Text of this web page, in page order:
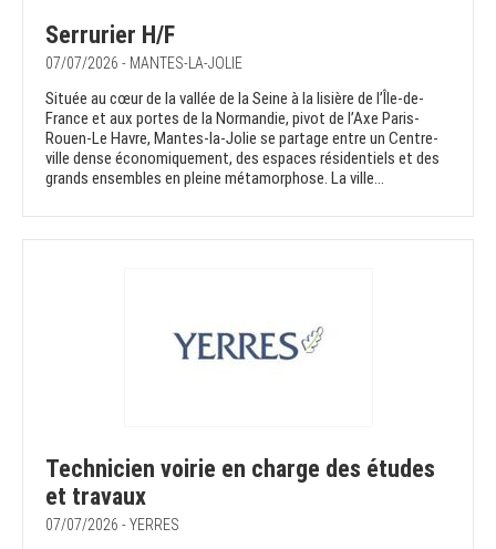
Serrurier H/F
07/07/2026 - MANTES-LA-JOLIE
Située au cœur de la vallée de la Seine à la lisière de l’Île-de-
France et aux portes de la Normandie, pivot de l’Axe Paris-
Rouen-Le Havre, Mantes-la-Jolie se partage entre un Centre-
ville dense économiquement, des espaces résidentiels et des
grands ensembles en pleine métamorphose. La ville...
Technicien voirie en charge des études
et travaux
07/07/2026 - YERRES